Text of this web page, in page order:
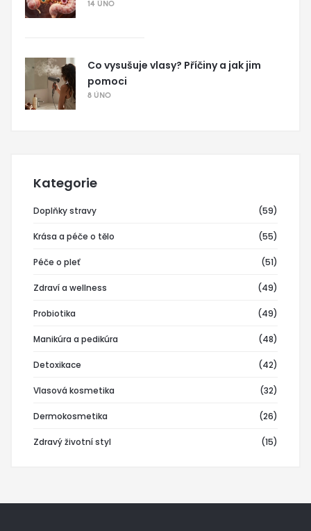
14 ÚNO
Co vysušuje vlasy? Příčiny a jak jim
pomoci
8 ÚNO
Kategorie
Doplňky stravy (59)
Krása a péče o tělo (55)
Péče o pleť (51)
Zdraví a wellness (49)
Probiotika (49)
Manikúra a pedikúra (48)
Detoxikace (42)
Vlasová kosmetika (32)
Dermokosmetika (26)
Zdravý životní styl (15)